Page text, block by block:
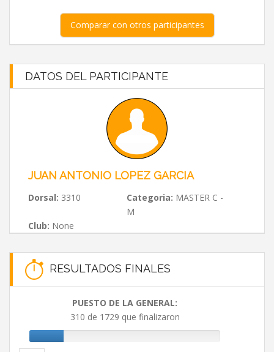
Comparar con otros participantes
DATOS DEL PARTICIPANTE
JUAN ANTONIO LOPEZ GARCIA
Dorsal: 3310 Categoria: MASTER C -
M
Club: None
RESULTADOS FINALES
PUESTO DE LA GENERAL:
310 de 1729 que finalizaron